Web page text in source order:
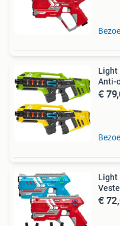
Light
Anti-
€
Light
€